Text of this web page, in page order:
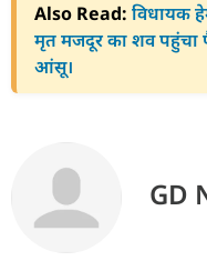
Also Read: विधायक
मृत मजदूर का शव
आंसू।
GD